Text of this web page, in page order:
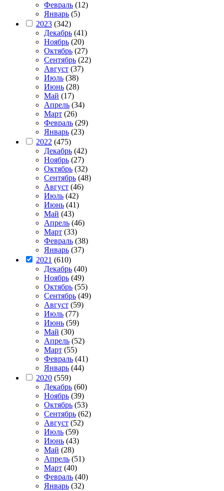
Февраль (12)
Январь (5)
2023 (342)
Декабрь (41)
Ноябрь (20)
Октябрь (27)
Сентябрь (22)
Август (37)
Июль (38)
Июнь (28)
Май (17)
Апрель (34)
Март (26)
Февраль (29)
Январь (23)
2022 (475)
Декабрь (42)
Ноябрь (27)
Октябрь (32)
Сентябрь (48)
Август (46)
Июль (42)
Июнь (41)
Май (43)
Апрель (46)
Март (33)
Февраль (38)
Январь (37)
2021 (610)
Декабрь (40)
Ноябрь (49)
Октябрь (55)
Сентябрь (49)
Август (59)
Июль (77)
Июнь (59)
Май (30)
Апрель (52)
Март (55)
Февраль (41)
Январь (44)
2020 (559)
Декабрь (60)
Ноябрь (39)
Октябрь (53)
Сентябрь (62)
Август (52)
Июль (59)
Июнь (43)
Май (28)
Апрель (51)
Март (40)
Февраль (40)
Январь (32)